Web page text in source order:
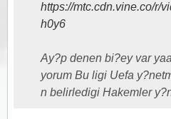
https://mtc.cdn.vine.co/r/
h0y6
Ay?p denen bi?ey var
yorum Bu ligi Uefa
n belirledigi Hakemler